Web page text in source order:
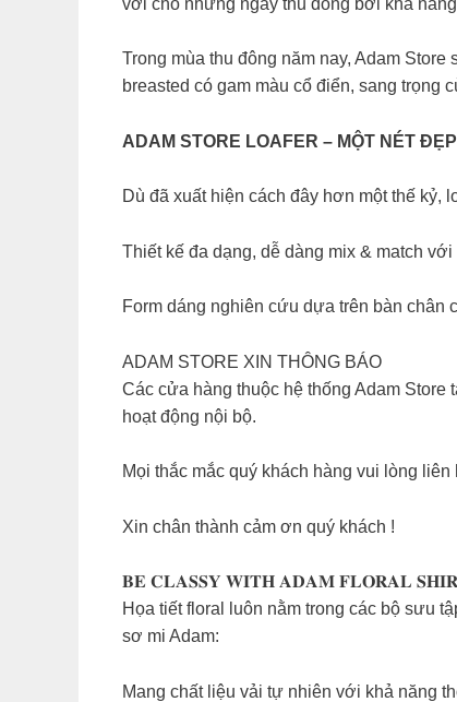
Trong mùa thu đông năm nay, Adam
breasted có gam màu cổ điển, sang trọng
ADAM STORE LOAFER – MỘT NÉT
Dù đã xuất hiện cách đây hơn một thế kỷ,
Thiết kế đa dạng, dễ dàng mix & match
Form dáng nghiên cứu dựa trên bàn chân
ADAM STORE XIN THÔNG BÁO
Các cửa hàng thuộc hệ thống Adam
hoạt động nội bộ.
Mọi thắc mắc quý khách hàng vui lòng
Xin chân thành cảm ơn quý khách !
𝐁𝐄 𝐂𝐋𝐀𝐒𝐒𝐘 𝐖𝐈𝐓𝐇 𝐀𝐃𝐀𝐌 𝐅𝐋𝐎𝐑𝐀𝐋
Họa tiết floral luôn nằm trong các bộ sưu
sơ mi Adam:
Mang chất liệu vải tự nhiên với khả năng